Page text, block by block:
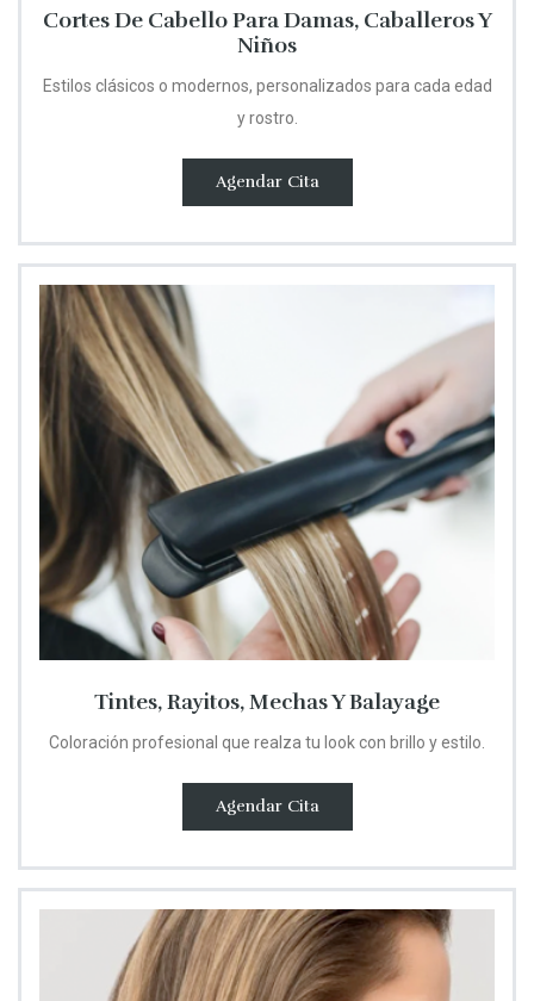
Cortes De Cabello Para Damas, Caballeros Y
Niños
Estilos clásicos o modernos, personalizados para cada edad
y rostro.
Agendar Cita
Tintes, Rayitos, Mechas Y Balayage
Coloración profesional que realza tu look con brillo y estilo.
Agendar Cita